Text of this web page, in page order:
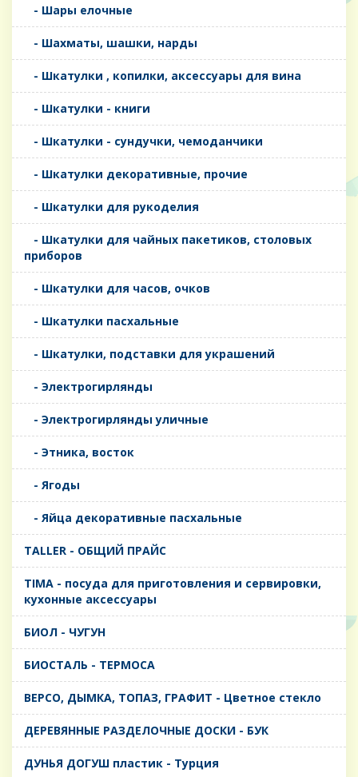
- Шары елочные
- Шахматы, шашки, нарды
- Шкатулки , копилки, аксессуары для вина
- Шкатулки - книги
- Шкатулки - сундучки, чемоданчики
- Шкатулки декоративные, прочие
- Шкатулки для рукоделия
- Шкатулки для чайных пакетиков, столовых
приборов
- Шкатулки для часов, очков
- Шкатулки пасхальные
- Шкатулки, подставки для украшений
- Электрогирлянды
- Электрогирлянды уличные
- Этника, восток
- Ягоды
- Яйца декоративные пасхальные
TALLER - ОБЩИЙ ПРАЙС
TIMA - посуда для приготовления и сервировки,
кухонные аксессуары
БИОЛ - ЧУГУН
БИОСТАЛЬ - ТЕРМОСА
ВЕРСО, ДЫМКА, ТОПАЗ, ГРАФИТ - Цветное стекло
ДЕРЕВЯННЫЕ РАЗДЕЛОЧНЫЕ ДОСКИ - БУК
ДУНЬЯ ДОГУШ пластик - Турция